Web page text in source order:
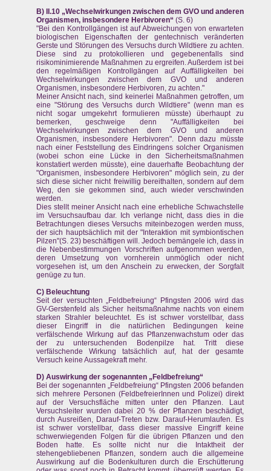
B) II.10 „Wechselwirkungen zwischen dem GVO und anderen
Organismen, insbesondere Herbivoren“ (S. 6)
"Bei den Kontrollgängen ist auf Abweichungen von erwarteten
biologischen Eigenschaften der gentechnisch veränderten
Gerste und Störungen des Versuchs durch Wildtiere zu achten.
Diese sind zu protokollieren und gegebenenfalls sind
risikominimierende Maßnahmen zu ergreifen. Außerdem ist bei
den regelmäßigen Kontrollgängen auf Auffälligkeiten bei
Wechselwirkungen zwischen dem GVO und anderen
Organismen, insbesondere Herbivoren, zu achten."
Meiner Ansicht nach, sind keinerlei Maßnahmen getroffen, um
eine "Störung des Versuchs durch Wildtiere" (wenn man es
nicht sogar umgekehrt formulieren müsste) überhaupt zu
bemerken, geschweige denn "Auffälligkeiten bei
Wechselwirkungen zwischen dem GVO und anderen
Organismen, insbesondere Herbivoren". Denn dazu müsste
nach einer Feststellung des Eindringens solcher Organismen
(wobei schon eine Lücke in den Sicherheitsmaßnahmen
konstatiert werden müsste), eine dauerhafte Beobachtung der
"Organismen, insbesondere Herbivoren" möglich sein, zu der
sich diese sicher nicht freiwillig bereithalten, sondern auf dem
Weg, den sie gekommen sind, auch wieder verschwinden
werden.
Dies stellt meiner Ansicht nach eine erhebliche Schwachstelle
im Versuchsaufbau dar. Ich verlange nicht, dass dies in die
Betrachtungen dieses Versuchs miteinbezogen werden muss,
der sich hauptsächlich mit der "Interaktion mit symbiontischen
Pilzen"(S. 23) beschäftigen will. Jedoch bemängele ich, dass in
die Nebenbestimmungen Vorschriften aufgenommen werden,
deren Umsetzung von vornherein unmöglich oder nicht
vorgesehen ist, um den Anschein zu erwecken, der Sorgfalt
genüge zu tun.
C) Beleuchtung
Seit der versuchten „Feldbefreiung“ Pfingsten 2006 wird das
GV-Gerstenfeld als Sicher heitsmaßnahme nachts von einem
starken Strahler beleuchtet. Es ist schwer vorstellbar, dass
dieser Eingriff in die natürlichen Bedingungen keine
verfälschende Wirkung auf das Pflanzenwachstum oder das
der zu untersuchenden Bodenpilze hat. Tritt diese
verfälschende Wirkung tatsächlich auf, hat der gesamte
Versuch keine Aussagekraft mehr.
D) Auswirkung der sogenannten „Feldbefreiung“
Bei der sogenannten „Feldbefreiung“ Pfingsten 2006 befanden
sich mehrere Personen (FeldbefreierInnen und Polizei) direkt
auf der Versuchsfläche mitten unter den Pflanzen. Laut
Versuchsleiter wurden dabei 20 % der Pflanzen beschädigt,
durch Ausreißen, Darauf-Treten bzw. Darauf-Herumlaufen. Es
ist schwer vorstellbar, dass dieser massive Eingriff keine
schwerwiegenden Folgen für die übrigen Pflanzen und den
Boden hatte. Es sollte nicht nur die Intaktheit der
stehengebliebenen Pflanzen, sondern auch die allgemeine
Auswirkung auf die Bodenkulturen durch die Erschütterung